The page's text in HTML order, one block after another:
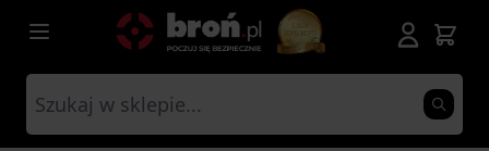
Przejdź do treści